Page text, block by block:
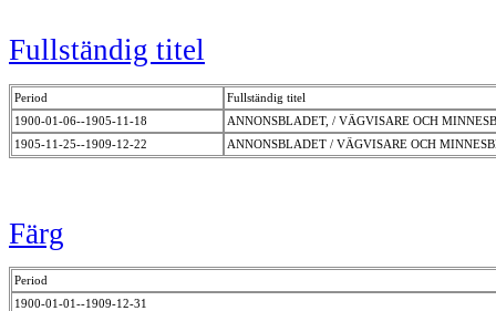
Fullständig titel
Period
Fullständig titel
1900-01-06--1905-11-18
ANNONSBLADET, / VÄGVISARE OCH
1905-11-25--1909-12-22
ANNONSBLADET / VÄGVISARE OCH
Färg
Period
1900-01-01--1909-12-31